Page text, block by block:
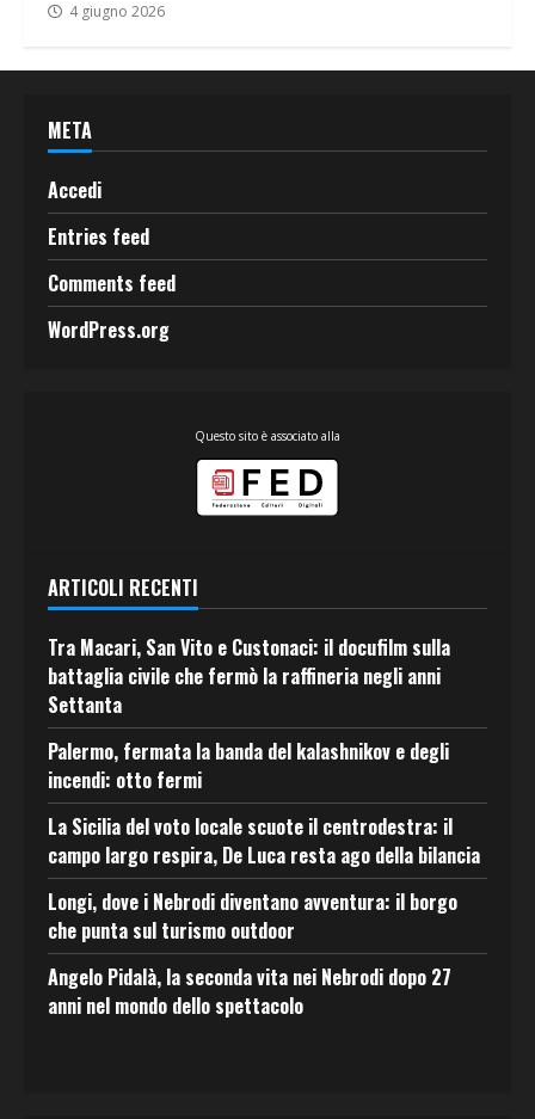
4 giugno 2026
META
Accedi
Entries feed
Comments feed
WordPress.org
Questo sito è associato alla
ARTICOLI RECENTI
Tra Macari, San Vito e Custonaci: il docufilm sulla
battaglia civile che fermò la raffineria negli anni
Settanta
Palermo, fermata la banda del kalashnikov e degli
incendi: otto fermi
La Sicilia del voto locale scuote il centrodestra: il
campo largo respira, De Luca resta ago della bilancia
Longi, dove i Nebrodi diventano avventura: il borgo
che punta sul turismo outdoor
Angelo Pidalà, la seconda vita nei Nebrodi dopo 27
anni nel mondo dello spettacolo